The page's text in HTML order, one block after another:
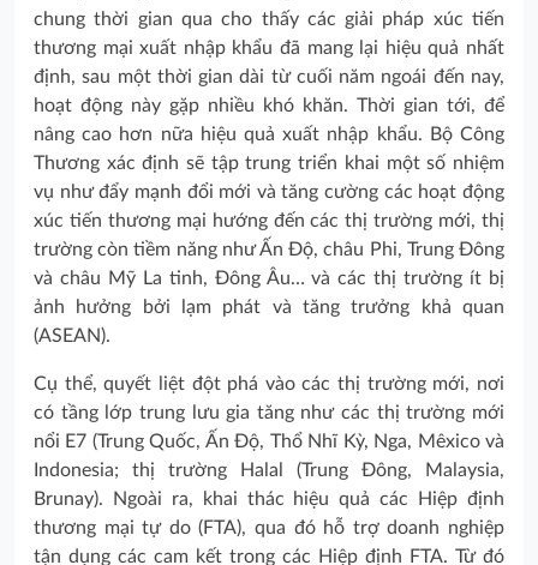
chung thời gian qua cho thấy các giải pháp xúc tiến
thương mại xuất nhập khẩu đã mang lại hiệu quả nhất
định, sau một thời gian dài từ cuối năm ngoái đến nay,
hoạt động này gặp nhiều khó khăn. Thời gian tới, để
nâng cao hơn nữa hiệu quả xuất nhập khẩu. Bộ Công
Thương xác định sẽ tập trung triển khai một số nhiệm
vụ như đẩy mạnh đổi mới và tăng cường các hoạt động
xúc tiến thương mại hướng đến các thị trường mới, thị
trường còn tiềm năng như Ấn Độ, châu Phi, Trung Đông
và châu Mỹ La tinh, Đông Âu… và các thị trường ít bị
ảnh hưởng bởi lạm phát và tăng trưởng khả quan
(ASEAN).
Cụ thể, quyết liệt đột phá vào các thị trường mới, nơi
có tầng lớp trung lưu gia tăng như các thị trường mới
nổi E7 (Trung Quốc, Ấn Độ, Thổ Nhĩ Kỳ, Nga, Mêxico và
Indonesia; thị trường Halal (Trung Đông, Malaysia,
Brunay). Ngoài ra, khai thác hiệu quả các Hiệp định
thương mại tự do (FTA), qua đó hỗ trợ doanh nghiệp
tận dụng các cam kết trong các Hiệp định FTA. Từ đó